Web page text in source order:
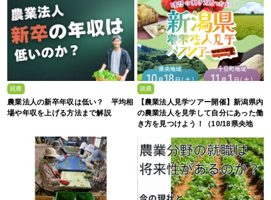
就農
農業法人の新卒年収は低い？ 平均相
場や年収を上げる方法まで解説
就農
【農業法人見学ツアー開催】新潟県内
の農業法人を見学して自分にあった働
き方を見つけよう！（10/18県央地